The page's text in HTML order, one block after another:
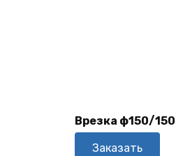
Врезка ф150/150
Заказать